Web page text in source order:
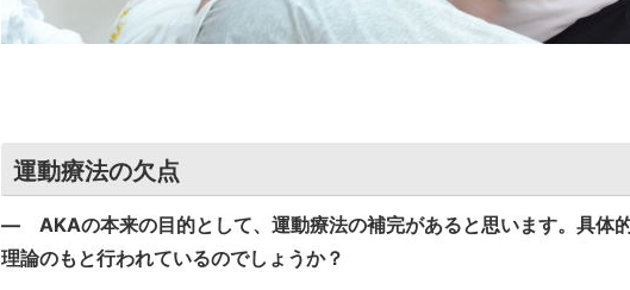
運動療法の欠点
― AKAの本来の目的として、運動療法の補完があると思います。具体
理論のもと行われているのでしょうか？